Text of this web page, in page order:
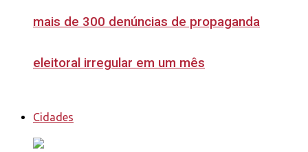
mais de 300 denúncias de propaganda
eleitoral irregular em um mês
Cidades